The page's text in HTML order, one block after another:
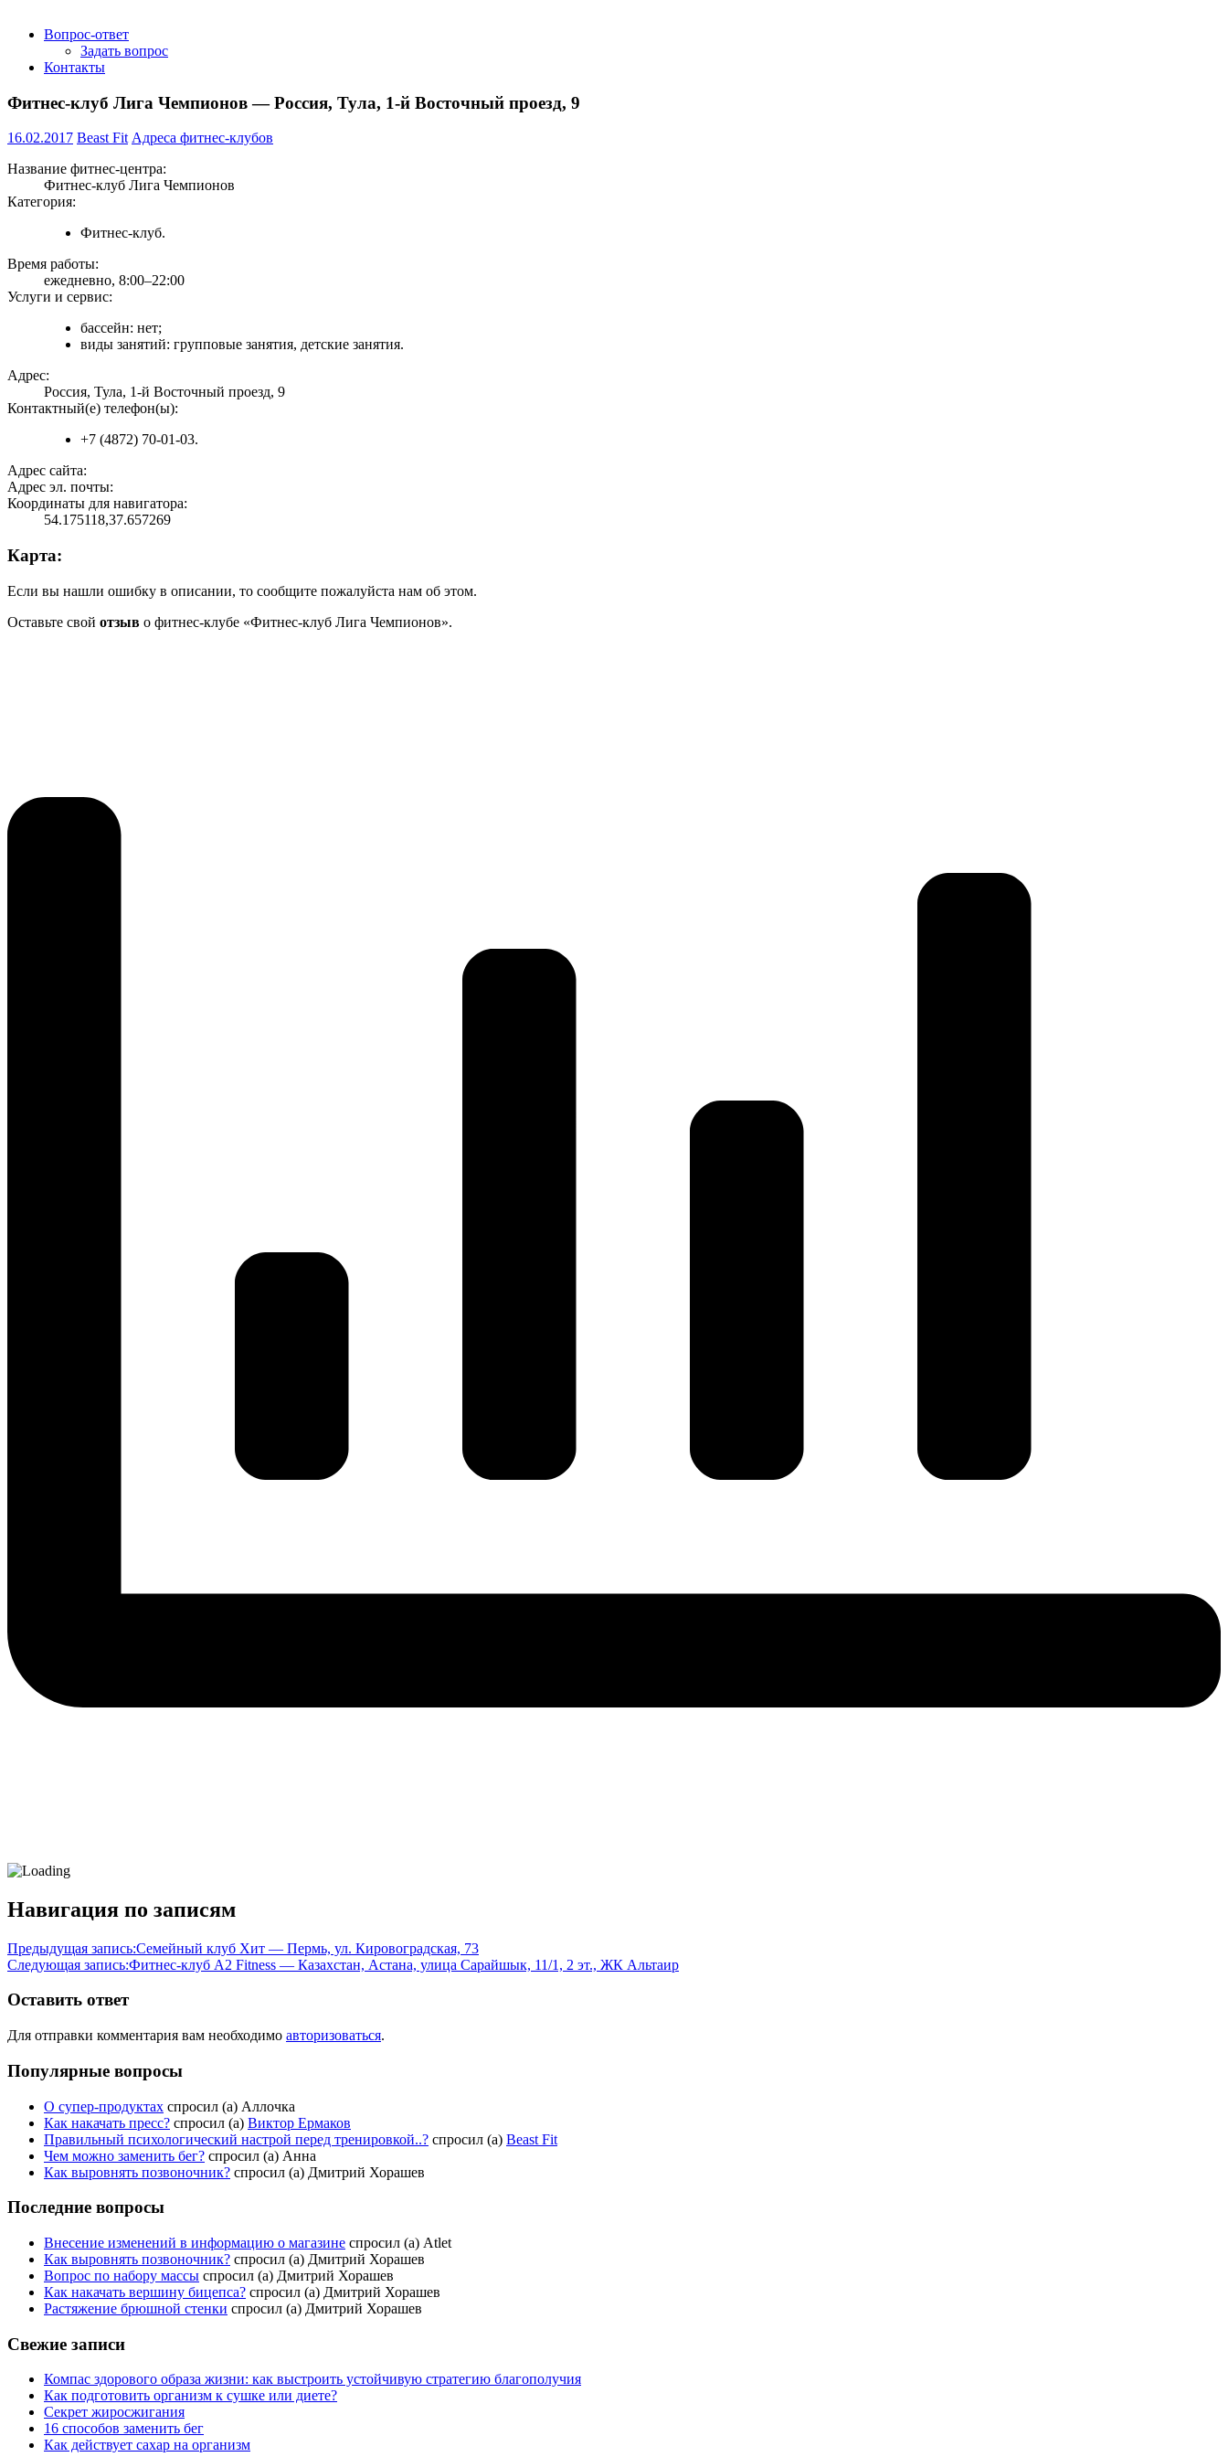
Вопрос-ответ
Задать вопрос
Контакты
Фитнес-клуб Лига Чемпионов — Россия, Тула, 1-й Восточный проезд, 9
16.02.2017 Beast Fit Адреса фитнес-клубов
Название фитнес-центра:
Фитнес-клуб Лига Чемпионов
Категория:
Фитнес-клуб.
Время работы:
ежедневно, 8:00–22:00
Услуги и сервис:
бассейн: нет;
виды занятий: групповые занятия, детские занятия.
Адрес:
Россия, Тула, 1-й Восточный проезд, 9
Контактный(е) телефон(ы):
+7 (4872) 70-01-03.
Адрес сайта:
Адрес эл. почты:
Координаты для навигатора:
54.175118,37.657269
Карта:
Если вы нашли ошибку в описании, то сообщите пожалуйста нам об этом.
Оставьте свой отзыв о фитнес-клубе «Фитнес-клуб Лига Чемпионов».
Навигация по записям
Предыдущая запись:Семейный клуб Хит — Пермь, ул. Кировоградская, 73
Следующая запись:Фитнес-клуб A2 Fitness — Казахстан, Астана, улица Сарайшык, 11/1, 2 эт., ЖК Альтаир
Оставить ответ
Для отправки комментария вам необходимо авторизоваться.
Популярные вопросы
О супер-продуктах спросил (а) Аллочка
Как накачать пресс? спросил (а) Виктор Ермаков
Правильный психологический настрой перед тренировкой..? спросил (а) Beast Fit
Чем можно заменить бег? спросил (а) Анна
Как выровнять позвоночник? спросил (а) Дмитрий Хорашев
Последние вопросы
Внесение изменений в информацию о магазине спросил (а) Atlet
Как выровнять позвоночник? спросил (а) Дмитрий Хорашев
Вопрос по набору массы спросил (а) Дмитрий Хорашев
Как накачать вершину бицепса? спросил (а) Дмитрий Хорашев
Растяжение брюшной стенки спросил (а) Дмитрий Хорашев
Свежие записи
Компас здорового образа жизни: как выстроить устойчивую стратегию благополучия
Как подготовить организм к сушке или диете?
Секрет жиросжигания
16 способов заменить бег
Как действует сахар на организм